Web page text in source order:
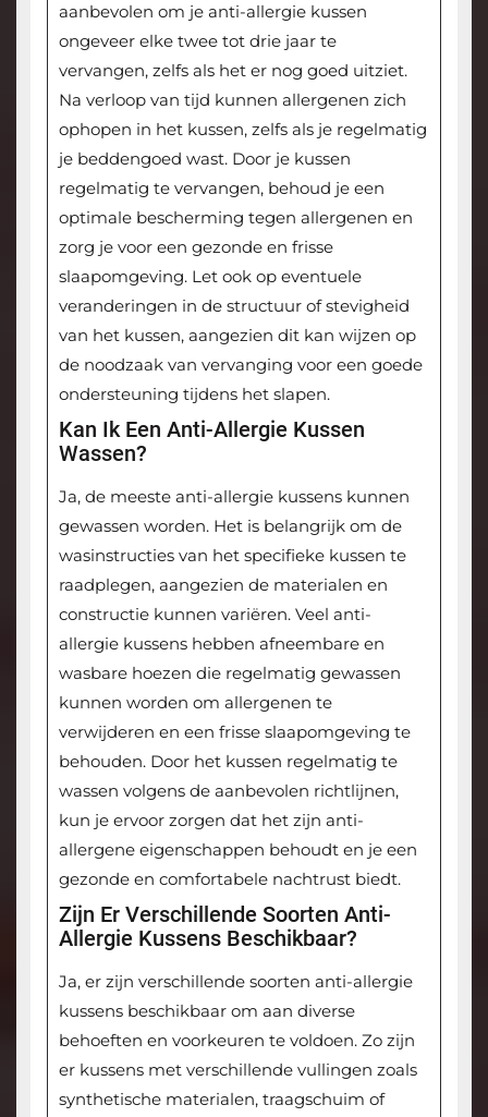
aanbevolen om je anti-allergie kussen
ongeveer elke twee tot drie jaar te
vervangen, zelfs als het er nog goed uitziet.
Na verloop van tijd kunnen allergenen zich
ophopen in het kussen, zelfs als je regelmatig
je beddengoed wast. Door je kussen
regelmatig te vervangen, behoud je een
optimale bescherming tegen allergenen en
zorg je voor een gezonde en frisse
slaapomgeving. Let ook op eventuele
veranderingen in de structuur of stevigheid
van het kussen, aangezien dit kan wijzen op
de noodzaak van vervanging voor een goede
ondersteuning tijdens het slapen.
Kan Ik Een Anti-Allergie Kussen
Wassen?
Ja, de meeste anti-allergie kussens kunnen
gewassen worden. Het is belangrijk om de
wasinstructies van het specifieke kussen te
raadplegen, aangezien de materialen en
constructie kunnen variëren. Veel anti-
allergie kussens hebben afneembare en
wasbare hoezen die regelmatig gewassen
kunnen worden om allergenen te
verwijderen en een frisse slaapomgeving te
behouden. Door het kussen regelmatig te
wassen volgens de aanbevolen richtlijnen,
kun je ervoor zorgen dat het zijn anti-
allergene eigenschappen behoudt en je een
gezonde en comfortabele nachtrust biedt.
Zijn Er Verschillende Soorten Anti-
Allergie Kussens Beschikbaar?
Ja, er zijn verschillende soorten anti-allergie
kussens beschikbaar om aan diverse
behoeften en voorkeuren te voldoen. Zo zijn
er kussens met verschillende vullingen zoals
synthetische materialen, traagschuim of